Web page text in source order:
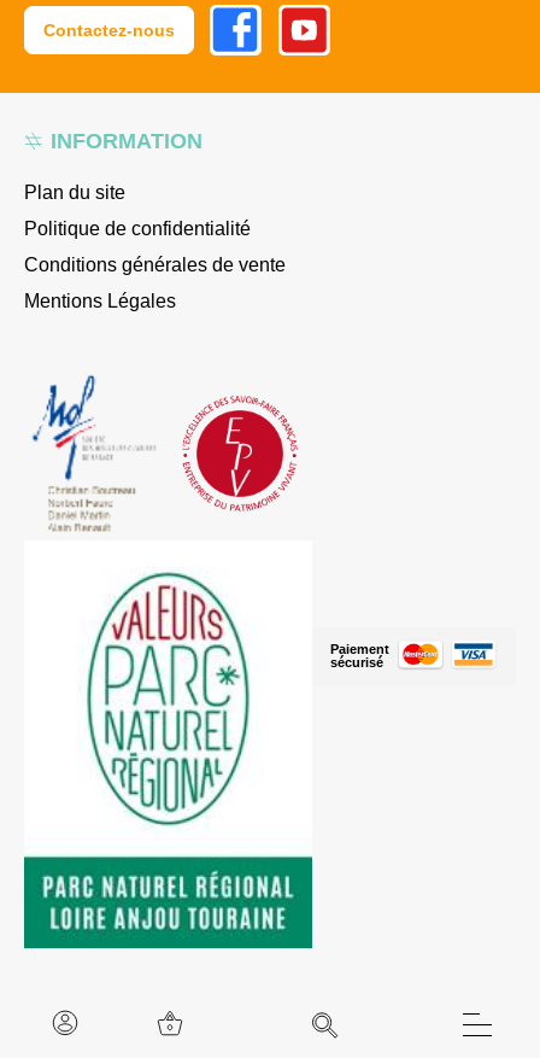
INFORMATION
Plan du site
Politique de confidentialité
Conditions générales de vente
Mentions Légales
Paiement
sécurisé
Contactez-nous
FacebookYoutube